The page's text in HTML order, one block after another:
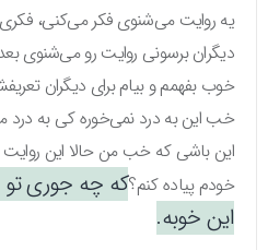
یه روایت می‌شنوی فکر می‌کنی، فکری
دیگران برسونی روایت رو می‌شنوی بعد
خوب بفهمم و بیام برای دیگران
خب این به درد نمی‌خوره کی به درد
این باشی که خب من حالا این روایت
خودم پیاده کنم؟که چه جوری تو
این خوبه.